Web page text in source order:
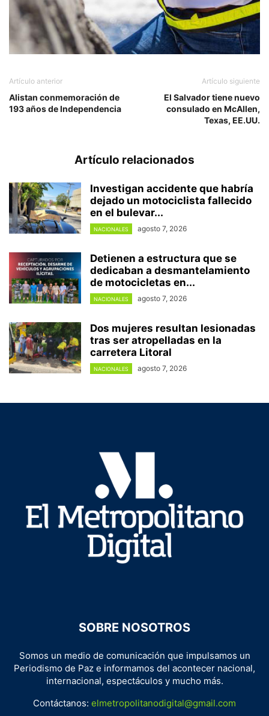
Artículo anterior
Alistan conmemoración de
193 años de Independencia
Artículo siguiente
El Salvador tiene nuevo
consulado en McAllen,
Texas, EE.UU.
Artículo relacionados
Investigan accidente que habría
dejado un motociclista fallecido
en el bulevar...
NACIONALES agosto 7, 2026
Detienen a estructura que se
dedicaban a desmantelamiento
de motocicletas en...
NACIONALES agosto 7, 2026
Dos mujeres resultan lesionadas
tras ser atropelladas en la
carretera Litoral
NACIONALES agosto 7, 2026
SOBRE NOSOTROS
Somos un medio de comunicación que impulsamos un
Periodismo de Paz e informamos del acontecer nacional,
internacional, espectáculos y mucho más.
Contáctanos: elmetropolitanodigital@gmail.com